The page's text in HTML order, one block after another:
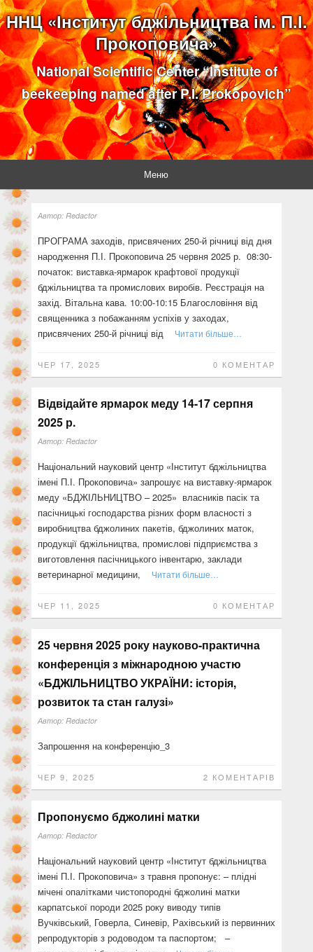
ННЦ «Інститут бджільництва ім. П.І.
Прокоповича»
National Scientific Center “Institute of
beekeeping named after P.I. Prokopovich”
Меню
Автор: Redactor
ПРОГРАМА заходів, присвячених 250-й річниці від дня
народження П.І. Прокоповича 25 червня 2025 р. 08:30-
початок: виставка-ярмарок крафтової продукції
бджільництва та промислових виробів. Реєстрація на
захід. Вітальна кава. 10:00-10:15 Благословіння від
священника з побажанням успіхів у заходах,
присвячених 250-й річниці від
Читати більше…
ЧЕР 17, 2025 0 КОМЕНТАР
Відвідайте ярмарок меду 14-17 серпня
2025 р.
Автор: Redactor
Національний науковий центр «Інститут бджільництва
імені П.І. Прокоповича» запрошує на виставку-ярмарок
меду «БДЖІЛЬНИЦТВО – 2025» власників пасік та
пасічницькі господарства різних форм власності з
виробництва бджолиних пакетів, бджолиних маток,
продукції бджільництва, промислові підприємства з
виготовлення пасічницького інвентарю, заклади
ветеринарної медицини,
Читати більше…
ЧЕР 11, 2025 0 КОМЕНТАР
25 червня 2025 року науково-практична
конференція з міжнародною участю
«БДЖІЛЬНИЦТВО УКРАЇНИ: історія,
розвиток та стан галузі»
Автор: Redactor
Запрошення на конференцію_3
ЧЕР 9, 2025 2 КОМЕНТАРІВ
Пропонуємо бджолині матки
Автор: Redactor
Національний науковий центр «Інститут бджільництва
імені П.І. Прокоповича» з травня пропонує: – плідні
мічені опалітками чистопородні бджолині матки
карпатської породи 2025 року виводу типів
Вучківський, Говерла, Синевір, Рахівський із первинних
репродукторів з родоводом та паспортом; –